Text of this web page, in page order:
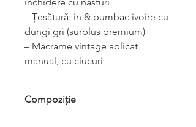
– Țesătură: in & bumbac ivoire cu
dungi gri (surplus premium)
– Macrame vintage aplicat
manual, cu ciucuri
Compoziție